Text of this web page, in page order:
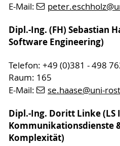
E-Mail:
peter.eschholz
Dipl.-Ing. (FH) Sebastian
Software Engineering)
Telefon: +49 (0)381 - 498
Raum: 165
E-Mail:
se.haase@uni-
Dipl.-Ing. Doritt Linke
Kommunikationsdienste
Komplexität)